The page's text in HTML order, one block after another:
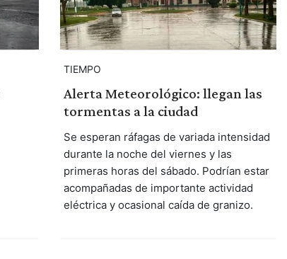
TIEMPO
Alerta Meteorológico: llegan las
tormentas a la ciudad
Se esperan ráfagas de variada intensidad
durante la noche del viernes y las
primeras horas del sábado. Podrían estar
acompañadas de importante actividad
eléctrica y ocasional caída de granizo.